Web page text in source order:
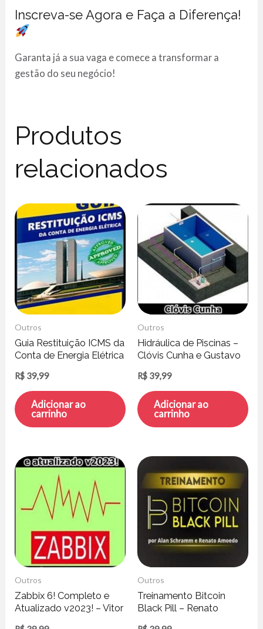
Inscreva-se Agora e Faça a Diferença!
Garanta já a sua vaga e comece a transformar a
gestão do seu negócio!
Produtos
relacionados
Outros
Guia Restituição ICMS da
Conta de Energia Elétrica
R$ 39,99
Adicionar ao
carrinho
Outros
Hidráulica de Piscinas –
Clóvis Cunha e Gustavo
R$ 39,99
Adicionar ao
carrinho
Outros
Zabbix 6! Completo e
Atualizado v2023! – Vitor
Outros
Treinamento Bitcoin
Black Pill – Renato